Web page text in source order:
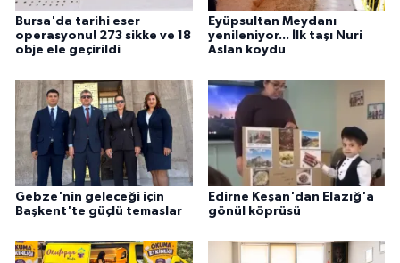
Bursa'da tarihi eser
operasyonu! 273 sikke ve 18
obje ele geçirildi
Eyüpsultan Meydanı
yenileniyor... İlk taşı Nuri
Aslan koydu
Gebze'nin geleceği için
Başkent'te güçlü temaslar
Edirne Keşan'dan Elazığ'a
gönül köprüsü